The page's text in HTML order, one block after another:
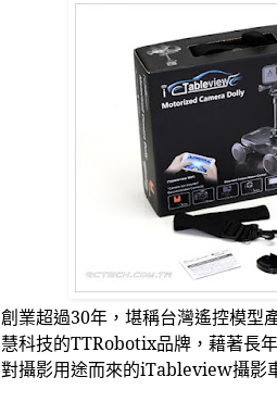
創業超過30年，堪稱台灣遙控模型
慧科技的TTRobotix品牌，藉著長
對攝影用途而來的iTableview攝影